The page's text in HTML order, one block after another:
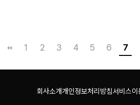
1 2 3 4 5 6 7
회사소개개인정보처리방침서비스이